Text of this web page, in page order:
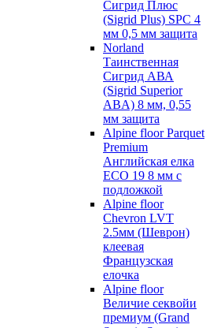
Сигрид Плюс
(Sigrid Plus) SPC 4
мм 0,5 мм защита
Norland
Таинственная
Сигрид АВА
(Sigrid Superior
ABA) 8 мм, 0,55
мм защита
Alpine floor Parquet
Premium
Английская елка
ECO 19 8 мм с
подложкой
Alpine floor
Chevron LVT
2.5мм (Шеврон)
клеевая
Французская
елочка
Alpine floor
Величие секвойи
премиум (Grand